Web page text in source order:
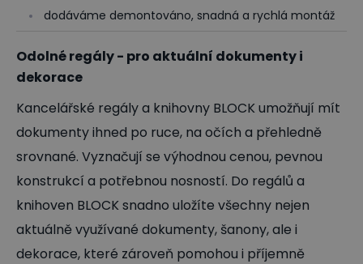
dodáváme demontováno, snadná a rychlá montáž
Odolné regály - pro aktuální dokumenty i
dekorace
Kancelářské regály a knihovny BLOCK umožňují mít
dokumenty ihned po ruce, na očích a přehledně
srovnané. Vyznačují se výhodnou cenou, pevnou
konstrukcí a potřebnou nosností. Do regálů a
knihoven BLOCK snadno uložíte všechny nejen
aktuálně využívané dokumenty, šanony, ale i
dekorace, které zároveň pomohou i příjemně